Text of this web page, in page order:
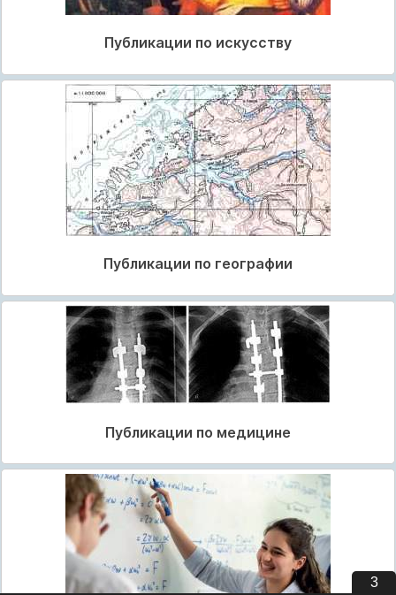
Публикации по искусству
Публикации по географии
Публикации по медицине
2